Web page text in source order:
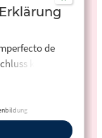
de
kannst du